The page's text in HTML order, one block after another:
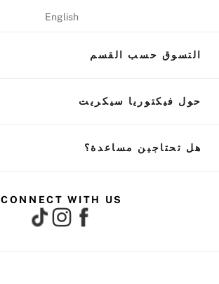
English
التسوق حسب القسم
حول فيكتوريا سيكريت
هل تحتاجين مساعدة؟
CONNECT WITH US